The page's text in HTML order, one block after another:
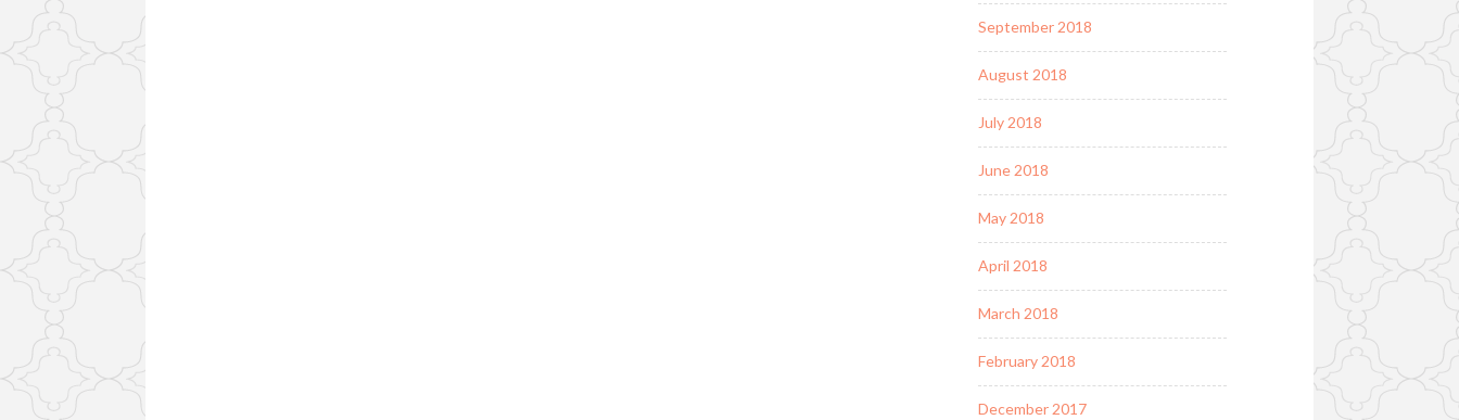
September 2018
August 2018
July 2018
June 2018
May 2018
April 2018
March 2018
February 2018
December 2017